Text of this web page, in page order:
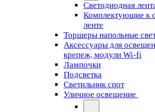
Светодиодная
Комплектующие к
ленте
Торшеры напольные
Аксессуары для
крепеж, модули Wi-fi
Лампочки
Подсветка
Светильник спот
Уличное освещение